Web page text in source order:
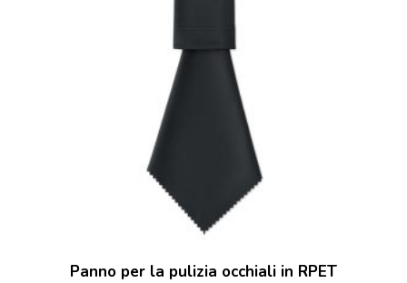
Panno per la pulizia occhiali in RPET